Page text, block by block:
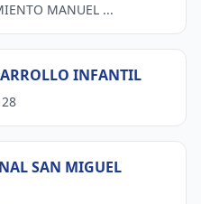
MANUEL ...
INFANTIL
SAN MIGUEL